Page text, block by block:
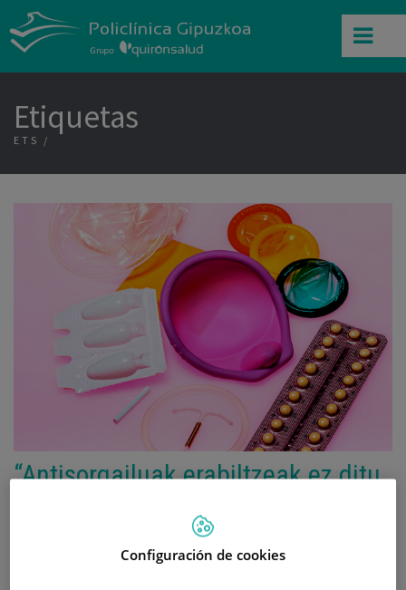
Etiquetas
ETS
“Antisorgailuak erabiltzeak ez ditu
prebenitzen, funtsezkoa da hesi-
metodoak erabiltzea”
Configuración de cookies